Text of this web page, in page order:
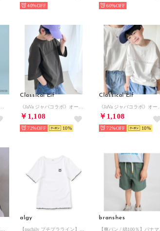
40% 60%
Classical Elf
￥1,108
72% 10
Classical Elf
￥1,108
72% 10
algy branshes